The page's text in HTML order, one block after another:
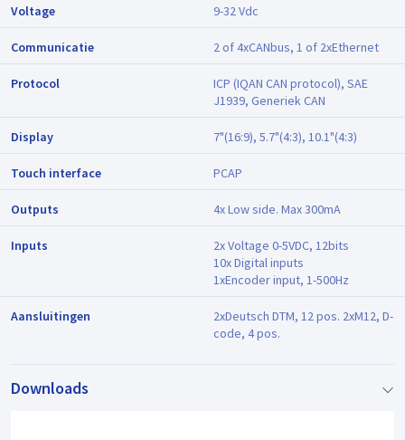
Voltage 9-32 Vdc
Communicatie 2 of 4xCANbus, 1 of 2xEthernet
Protocol
ICP (IQAN CAN protocol), SAE
J1939, Generiek CAN
Display 7"(16:9), 5.7"(4:3), 10.1"(4:3)
Touch interface PCAP
Outputs 4x Low side. Max 300mA
Inputs
2x Voltage 0-5VDC, 12bits
10x Digital inputs
1xEncoder input, 1-500Hz
Aansluitingen
2xDeutsch DTM, 12 pos. 2xM12, D-
code, 4 pos.
Downloads